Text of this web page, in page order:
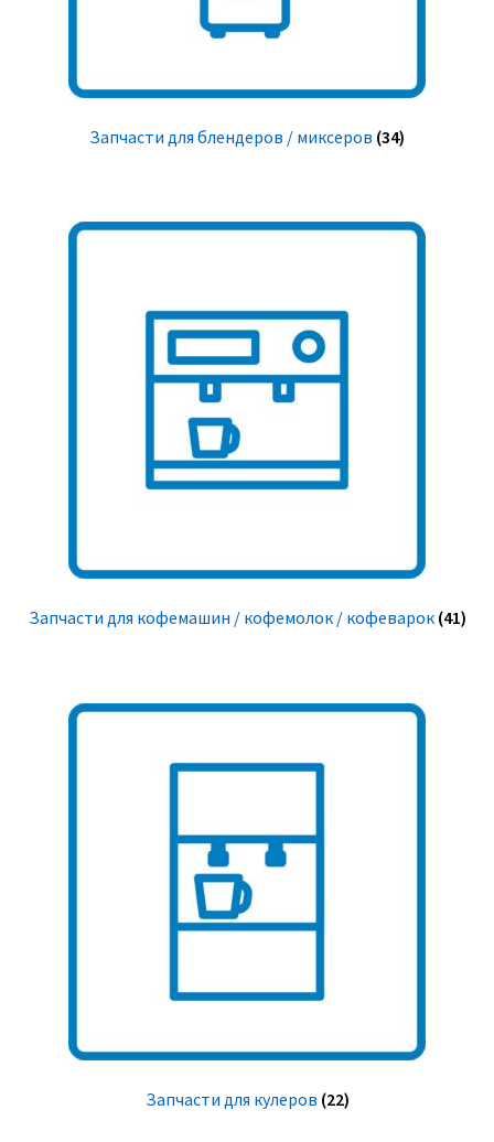
Запчасти для блендеров / миксеров (34)
Запчасти для кофемашин / кофемолок / кофеварок (41)
Запчасти для кулеров (22)